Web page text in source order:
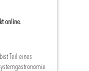
online.
Teil eines